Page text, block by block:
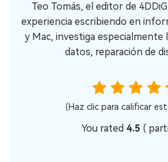
Teo Tomás, el editor de
experiencia escribiendo en
y Mac, investiga especialmente
datos, reparación de
(Haz clic para calificar
You rated 4.5 (